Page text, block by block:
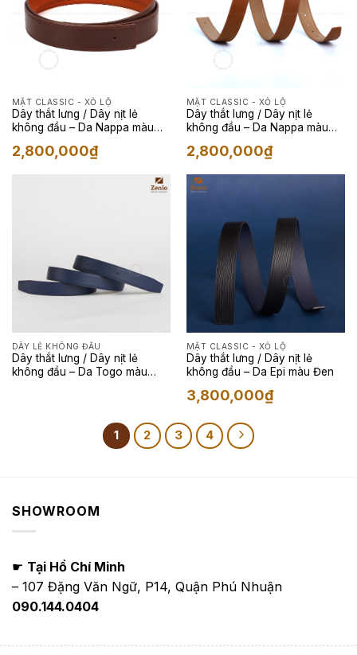
MẶT CLASSIC - XỎ LỘ
Dây thắt lưng / Dây nịt lẻ
không đầu – Da Nappa màu
2,800,000₫
MẶT CLASSIC - XỎ LỘ
Dây thắt lưng / Dây nịt lẻ
không đầu – Da Nappa màu
2,800,000₫
DÂY LẺ KHÔNG ĐẦU
Dây thắt lưng / Dây nịt lẻ
không đầu – Da Togo màu
MẶT CLASSIC - XỎ LỘ
Dây thắt lưng / Dây nịt lẻ
không đầu – Da Epi màu Đen
3,800,000₫
1 2 3 4
SHOWROOM
☛ Tại Hồ Chí Minh
– 107 Đặng Văn Ngữ, P14, Quận Phú Nhuận
090.144.0404